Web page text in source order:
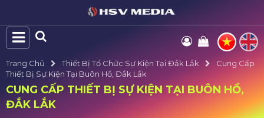
Trang Chủ Thiết Bị Tổ Chức Sự Kiện Tại Đắk Lắk
Cung Cấp
Thiết Bị Sự Kiện Tại Buôn Hồ, Đắk Lắk
CUNG CẤP THIẾT BỊ SỰ KIỆN TẠI BUÔN HỒ,
ĐẮK LẮK